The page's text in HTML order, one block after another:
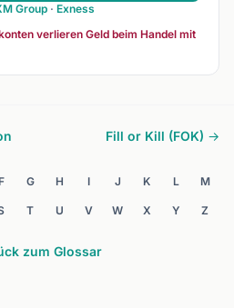
Group · Exness
verlieren Geld beim Handel mit
Fill or Kill (FOK) →
F G H I J K L M
T U V W X Y Z
zum Glossar